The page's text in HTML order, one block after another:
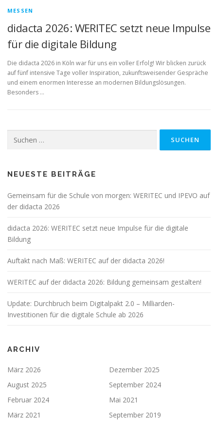
MESSEN
didacta 2026: WERITEC setzt neue Impulse
für die digitale Bildung
Die didacta 2026 in Köln war für uns ein voller Erfolg! Wir blicken zurück
auf fünf intensive Tage voller Inspiration, zukunftsweisender Gespräche
und einem enormen Interesse an modernen Bildungslösungen.
Besonders …
nach:
NEUESTE BEITRÄGE
Gemeinsam für die Schule von morgen: WERITEC und IPEVO auf
der didacta 2026
didacta 2026: WERITEC setzt neue Impulse für die digitale
Bildung
Auftakt nach Maß: WERITEC auf der didacta 2026!
WERITEC auf der didacta 2026: Bildung gemeinsam gestalten!
Update: Durchbruch beim Digitalpakt 2.0 – Milliarden-
Investitionen für die digitale Schule ab 2026
ARCHIV
März 2026
Dezember 2025
August 2025
September 2024
Februar 2024
Mai 2021
März 2021
September 2019